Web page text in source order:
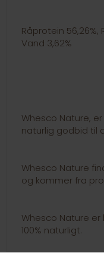
Råprotein 56,26%,
Vand 3,62%
Whesco Nature,
naturlig godbid til
Whesco Nature
og kommer fra
Whesco Nature
100% naturligt.